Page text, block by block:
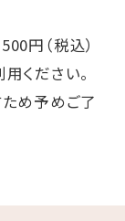
円（税込）
ください。
め予めご了